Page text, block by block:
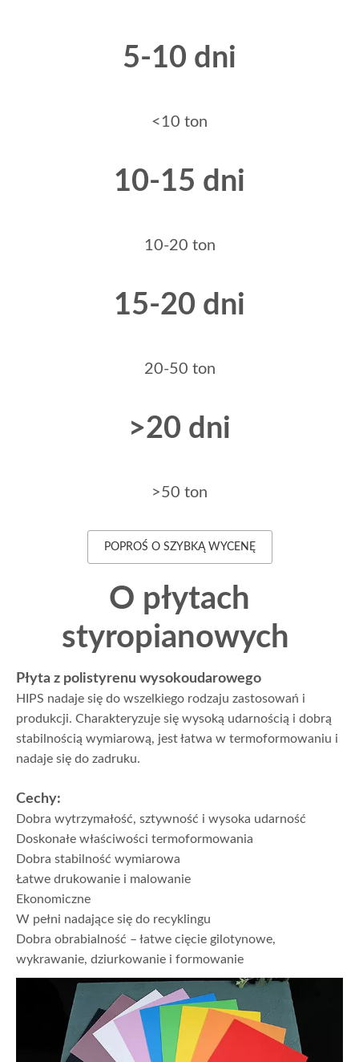
5-10 dni
<10 ton
10-15 dni
10-20 ton
15-20 dni
20-50 ton
>20 dni
>50 ton
POPROŚ O SZYBKĄ WYCENĘ
O płytach
styropianowych
Płyta z polistyrenu wysokoudarowego
HIPS nadaje się do wszelkiego rodzaju zastosowań i
produkcji. Charakteryzuje się wysoką udarnością i dobrą
stabilnością wymiarową, jest łatwa w termoformowaniu i
nadaje się do zadruku.
Cechy:
Dobra wytrzymałość, sztywność i wysoka udarność
Doskonałe właściwości termoformowania
Dobra stabilność wymiarowa
Łatwe drukowanie i malowanie
Ekonomiczne
W pełni nadające się do recyklingu
Dobra obrabialność – łatwe cięcie gilotynowe,
wykrawanie, dziurkowanie i formowanie